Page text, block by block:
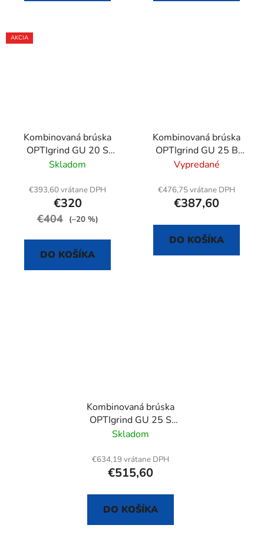
AKCIA
Kombinovaná brúska
OPTIgrind GU 20 S
(400 V)
Skladom
€393,60 vrátane DPH
€320
€404 (–20 %)
DO KOŠÍKA
Kombinovaná brúska
OPTIgrind GU 25 B
(400 V)
Vypredané
€476,75 vrátane DPH
€387,60
DO KOŠÍKA
Kombinovaná brúska
OPTIgrind GU 25 S
(400 V)
Skladom
€634,19 vrátane DPH
€515,60
DO KOŠÍKA